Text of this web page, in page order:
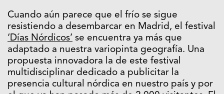
Cuando aún parece que el frío se sigue
resistiendo a desembarcar en Madrid, el festival
‘Días Nórdicos’ se encuentra ya más que
adaptado a nuestra variopinta geografía. Una
propuesta innovadora la de este festival
multidisciplinar dedicado a publicitar la
presencia cultural nórdica en nuestro país y por